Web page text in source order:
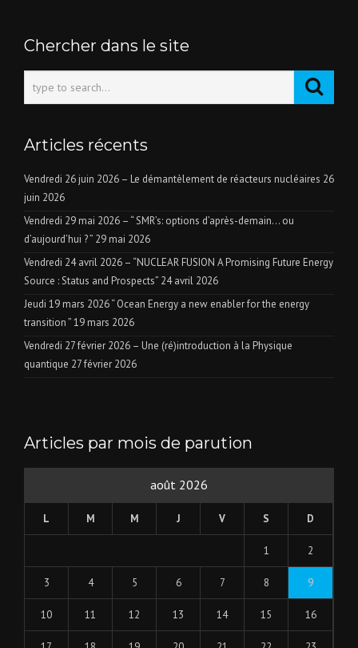
Chercher dans le site
Articles récents
Vendredi 26 juin 2026 – Le démantèlement de réacteurs nucléaires 26
juin 2026
Vendredi 29 mai 2026 – “ SMR’s: options d’après-demain… ou
d’aujourd’hui ? ” 29 mai 2026
Vendredi 24 avril 2026 – “NUCLEAR FUSION A Promising Future Energy
Source : Status and Prospects” 24 avril 2026
Jeudi 19 mars 2026 “ Ocean Energy a new enabler for the energy
transition ”19 mars 2026
Vendredi 27 février 2026 – Une (ré)introduction à la Physique
quantique 27 février 2026
Articles par mois de parution
août 2026
L M M J V S D
1 2
3 4 5 6 7 8 9
10 11 12 13 14 15 16